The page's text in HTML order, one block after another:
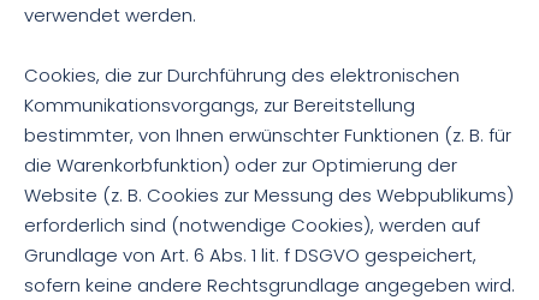
verwendet werden.
Cookies, die zur Durchführung des elektronischen
Kommunikationsvorgangs, zur Bereitstellung
bestimmter, von Ihnen erwünschter Funktionen (z. B. für
die Warenkorbfunktion) oder zur Optimierung der
Website (z. B. Cookies zur Messung des Webpublikums)
erforderlich sind (notwendige Cookies), werden auf
Grundlage von Art. 6 Abs. 1 lit. f DSGVO gespeichert,
sofern keine andere Rechtsgrundlage angegeben wird.